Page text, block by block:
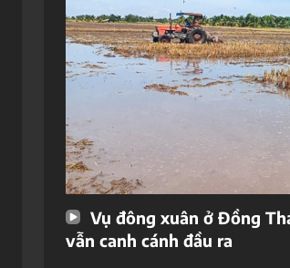
Vụ đông xuân ở Đồng
vẫn canh cánh đầu ra